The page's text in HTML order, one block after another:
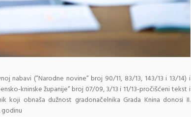
nabavi (”Narodne novine” broj 90/11, 83/13, 143/13 i 13/14) i
kninske županije” broj 07/09, 3/13 i 11/13-pročišćeni tekst i
koji obnaša dužnost gradonačelnika Grada Knina donosi II.
godinu